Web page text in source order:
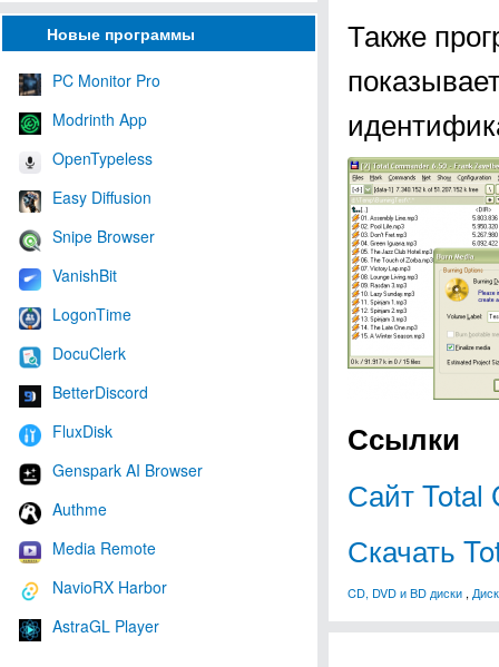
Новые программы
PC Monitor Pro
Modrinth App
OpenTypeless
Easy Diffusion
Snipe Browser
VanishBit
LogonTime
DocuClerk
BetterDiscord
FluxDisk
Genspark AI Browser
Authme
Media Remote
NavioRX Harbor
AstraGL Player
Также
Ссылки
Сайт Total
Скачать
CD, DVD и BD диски ,